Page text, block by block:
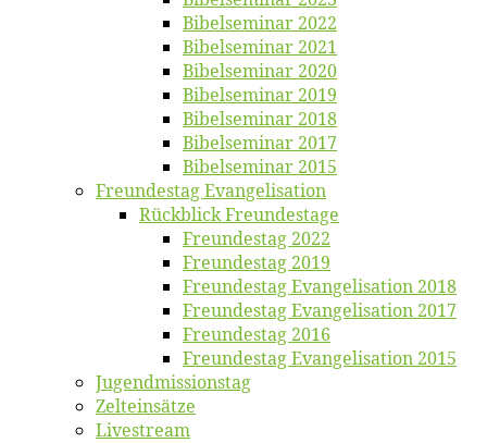
Bi­bel­se­mi­nar 2022
Bi­bel­se­mi­nar 2021
Bi­bel­se­mi­nar 2020
Bi­bel­se­mi­nar 2019
Bi­bel­se­mi­nar 2018
Bibelsemi­nar 2017
Bibelsemi­nar 2015
Freun­des­tag Evangelisation
Rück­blick Freundestage
Freun­des­tag 2022
Freun­des­tag 2019
Freun­des­tag Evan­ge­li­sa­ti­on 2018
Freun­des­tag Evan­ge­li­sa­ti­on 2017
Freun­des­tag 2016
Freun­des­tag Evan­ge­li­sa­ti­on 2015
Jugend­mis­sions­tag
Zelt­ein­sät­ze
Live­stream